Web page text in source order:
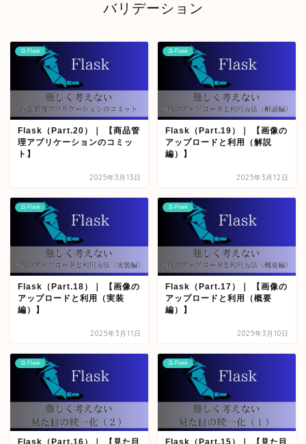
バリデーション
11-Flask
Flask（Part.20）｜ 【商品管
理アプリケーションのコミッ
ト】
2025年3月13日
11-Flask
Flask（Part.19）｜ 【画像の
アップロードと利用（解説
編）】
2025年3月12日
11-Flask
Flask（Part.18）｜ 【画像の
アップロードと利用（実装
編）】
2025年3月11日
11-Flask
Flask（Part.17）｜ 【画像の
アップロードと利用（概要
編）】
2025年3月10日
11-Flask 11-Flask